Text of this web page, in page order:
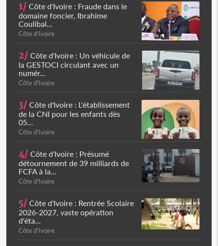
1/ Côte d'Ivoire : Fraude dans le
domaine foncier, Ibrahime
Coulibal...
Côte d'Ivoire
2/ Côte d'Ivoire : Un véhicule de
la GESTOCI circulant avec un
numér...
Côte d'Ivoire
3/ Côte d'Ivoire : L'établissement
de la CNI pour les enfants dès
05...
Côte d'Ivoire
4/ Côte d'Ivoire : Présumé
détournement de 39 milliards de
FCFA à la...
Côte d'Ivoire
5/ Côte d'Ivoire : Rentrée Scolaire
2026-2027, vaste opération
d'éta...
Côte d'Ivoire